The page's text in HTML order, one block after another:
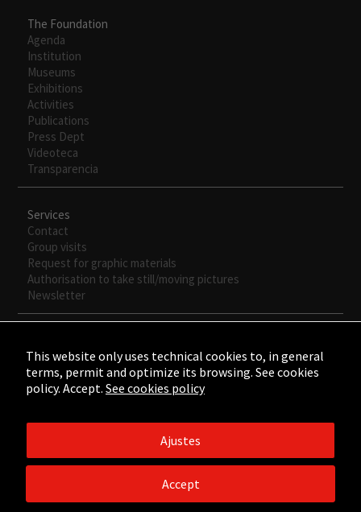
The Foundation
Agenda
Institution
Museums
Exhibitions
Activities
Publications
Press Dept
Videoteca
Transparencia
Services
Contact
Group visits
Request for graphic materials
Authorisation to take still/moving pictures
Newsletter
©2015 - ©2026 Fundación César Manrique. Todos los derechos
Política de Privacidad/Política de Cookies
web
This website only uses technical cookies to, in general
terms, permit and optimize its browsing. See cookies
policy. Accept. See cookies policy
Ajustes
Accept